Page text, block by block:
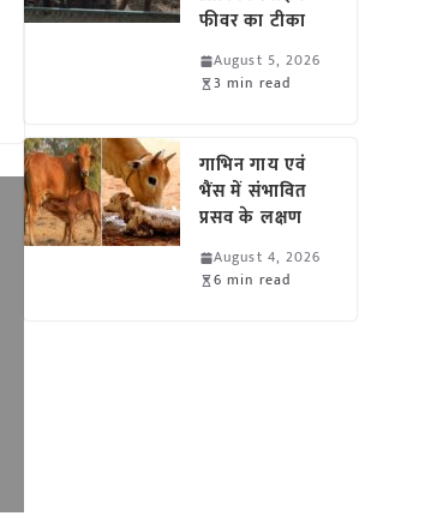
फीवर का टीका
August 5, 2026
3 min read
गाभिन गाय एवं
भैंस में संभावित
प्रसव के लक्षण
August 4, 2026
6 min read